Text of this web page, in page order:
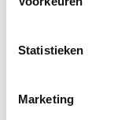
Statistieken
Marketing